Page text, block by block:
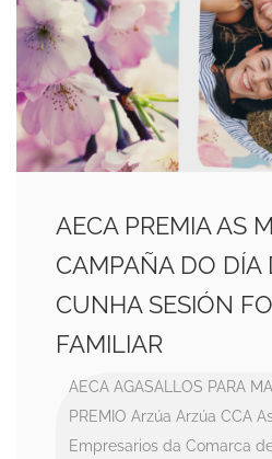
AECA PREMIA AS
CAMPAÑA DO DÍA
CUNHA SESIÓN
FAMILIAR
AECA AGASALLOS PARA
PREMIO Arzúa Arzúa CCA
Empresarios da Comarca